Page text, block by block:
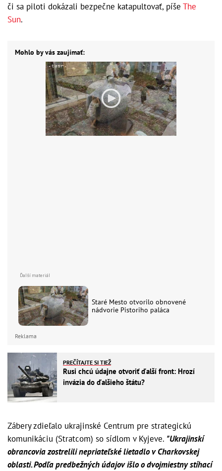
či sa piloti dokázali bezpečne katapultovať, píše The
Sun.
Mohlo by vás zaujímať:
Staré Mesto otvorilo obnovené
nádvorie Pistoriho paláca
Reklama
PREČÍTAJTE SI TIEŽ
Rusi chcú údajne otvoriť ďalší front: Hrozí
invázia do ďalšieho štátu?
Zábery zdieľalo ukrajinské Centrum pre strategickú
komunikáciu (Stratcom) so sídlom v Kyjeve. "Ukrajinskí
obrancovia zostrelili nepriateľské lietadlo v Charkovskej
oblasti.Podľa predbežných údajov išlo o dvojmiestny stíhací